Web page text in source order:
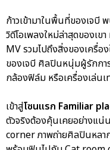
ก้าวเข้ามาในพื้นที่ของเจบี
วิดีโอเพลงใหม่ล่าสุดของเ
MV รวมไปถึงสิ่งของเครื่
ของเจบี ศิลปินหนุ่มผู้รักการ
กล้องฟิล์ม หรือเครื่องเล่นเ
เข้าสู่โซนแรก Familiar
ตัวจริงต้องคุ้นเคยอย่างแน่
corner ภาพถ่ายศิลปินหลา